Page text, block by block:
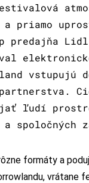
priamo
predajňa
vstupujú
ľudí
spoločných
formáty a
vrátane